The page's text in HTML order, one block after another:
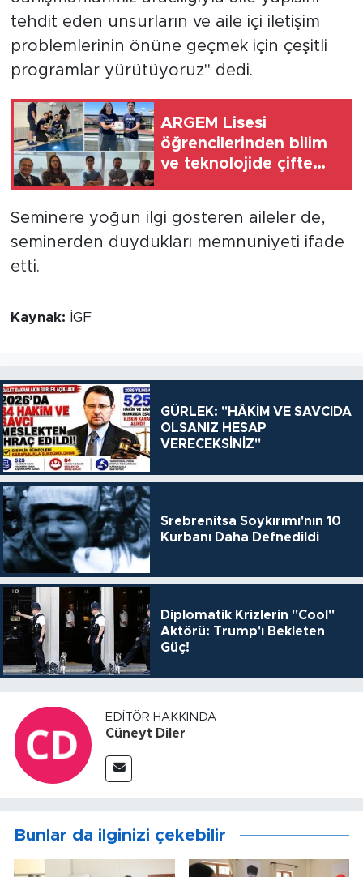
tehdit eden unsurların ve aile içi iletişim
problemlerinin önüne geçmek için çeşitli
programlar yürütüyoruz" dedi.
ARGEM Lisesi
öğrencilerinden bilim
ve teknolojide çifte
Seminere yoğun ilgi gösteren aileler de,
seminerden duydukları memnuniyeti ifade
etti.
Kaynak: İGF
GÜRLEK: "HÂKİM VE SAVCIDA
OLSANIZ HESAP
VERECEKSİNİZ"
Srebrenitsa Soykırımı'nın 10
Kurbanı Daha Defnedildi
Diplomatik Krizlerin "Cool"
Aktörü: Trump'ı Bekleten
Güç!
EDITÖR HAKKINDA
Cüneyt Diler
Bunlar da ilginizi çekebilir